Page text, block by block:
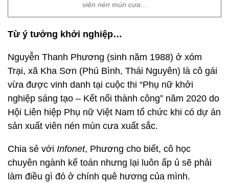
viên nén mùn cưa...
Từ ý tưởng khởi nghiệp…
Nguyễn Thanh Phương (sinh năm 1988) ở xóm
Trại, xã Kha Sơn (Phú Bình, Thái Nguyên) là cô gái
vừa được vinh danh tại cuộc thi “Phụ nữ khởi
nghiệp sáng tạo – Kết nối thành công” năm 2020 do
Hội Liên hiệp Phụ nữ Việt Nam tổ chức khi có dự án
sản xuất viên nén mùn cưa xuất sắc.
Chia sẻ với Infonet, Phương cho biết, cô học
chuyên ngành kế toán nhưng lại luôn ấp ủ sẽ phải
làm điều gì đó ở chính quê hương của mình.